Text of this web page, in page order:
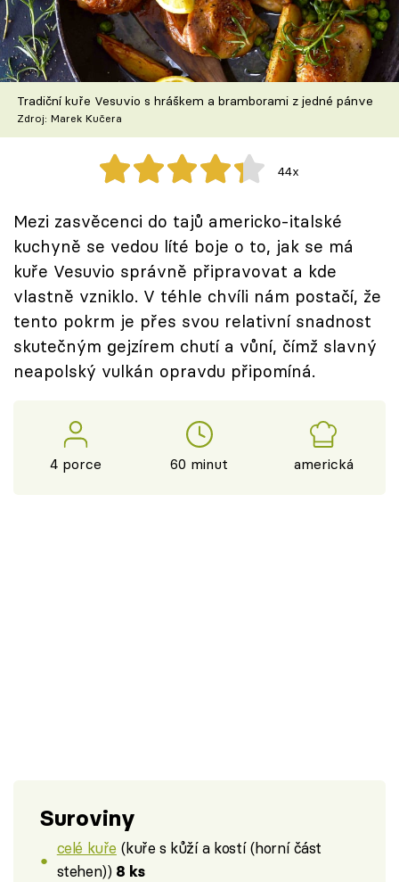
Škola vaření
Recepty z TV
Speciál: Cuketa
Těhotnej kuchař
Přihlášení
Sledujte nás
Tradiční kuře Vesuvio s hráškem a bramborami z jedné pánve
Zdroj: Marek Kučera
44x
Mezi zasvěcenci do tajů americko-italské
kuchyně se vedou líté boje o to, jak se má
kuře Vesuvio správně připravovat a kde
vlastně vzniklo. V téhle chvíli nám postačí, že
tento pokrm je přes svou relativní snadnost
skutečným gejzírem chutí a vůní, čímž slavný
neapolský vulkán opravdu připomíná.
4 porce 60 minut americká
Suroviny
celé kuře (kuře s kůží a kostí (horní část
stehen)) 8 ks